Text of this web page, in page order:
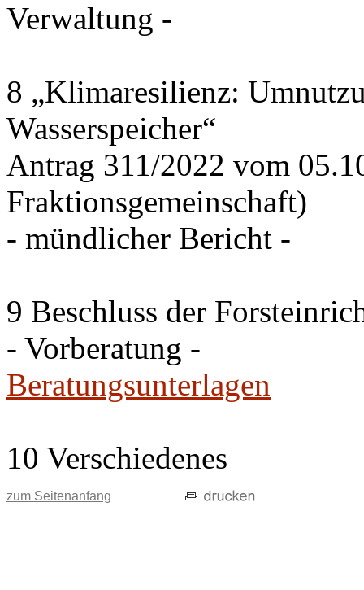
Verwaltung -
8 „Klimaresilienz:
Wasserspeicher“
Antrag 311/2022 vom
Fraktionsgemeinschaft)
- mündlicher Bericht -
9 Beschluss der
- Vorberatung -
Beratungsunterlagen
10 Verschiedenes
zum Seitenanfang